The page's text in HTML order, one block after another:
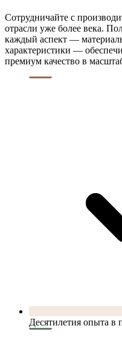
Сотрудничайте с
отрасли уже более века.
каждый аспект —
характеристики —
премиум качество в
Десятилетия опыта в